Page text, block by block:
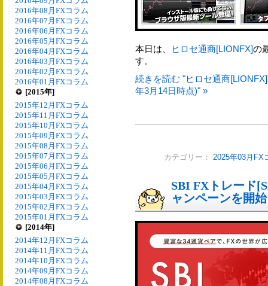
2016年08月FXコラム
2016年07月FXコラム
2016年06月FXコラム
2016年05月FXコラム
2016年04月FXコラム
2016年03月FXコラム
2016年02月FXコラム
2016年01月FXコラム
[2015年]
2015年12月FXコラム
2015年11月FXコラム
2015年10月FXコラム
2015年09月FXコラム
2015年08月FXコラム
2015年07月FXコラム
2015年06月FXコラム
2015年05月FXコラム
2015年04月FXコラム
2015年03月FXコラム
2015年02月FXコラム
2015年01月FXコラム
[2014年]
2014年12月FXコラム
2014年11月FXコラム
2014年10月FXコラム
2014年09月FXコラム
2014年08月FXコラム
本日は、 ヒロセ通商[LIONFX]の
す。
続きを読む "ヒロセ通商
年3月14日時点)" »
カテゴリー： 2025年03月FX
SBI FXトレード
ャンペーンを開始